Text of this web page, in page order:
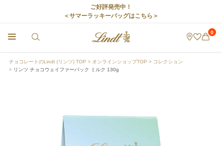
ご好評発売中！
＜サマーラッキーバッグはこちら＞
0
チョコレートのLindt (リンツ) TOP オンラインショップTOP
コレクション
リンツ チョコウェイファーパック ミルク 130g